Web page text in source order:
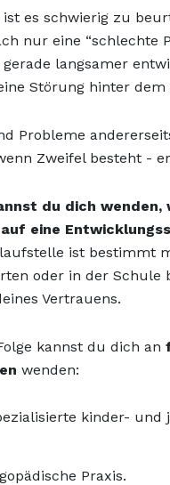
es schwierig zu
nur eine “schlechte
langsamer
Störung hinter dem
Probleme
Zweifel besteht -
du dich wenden,
eine
ist bestimmt
oder in der Schule
Vertrauens.
kannst du dich an
wenden:
kinder- und
Praxis.